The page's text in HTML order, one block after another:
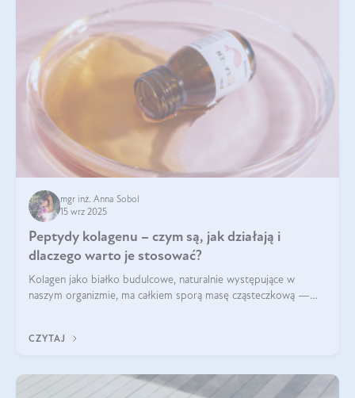
mgr inż. Anna Sobol
15 wrz 2025
Peptydy kolagenu – czym są, jak działają i
dlaczego warto je stosować?
Kolagen jako białko budulcowe, naturalnie występujące w
naszym organizmie, ma całkiem sporą masę cząsteczkową —
bardziej biodostępny
CZYTAJ